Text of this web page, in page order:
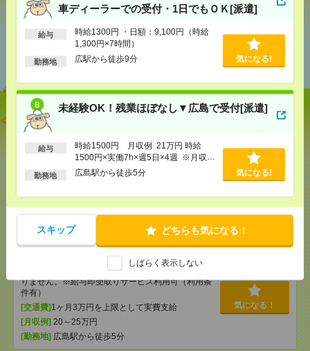
車ディーラーでの受付・1日でもＯＫ[派遣]
給与
時給1300円 ・日額：9,100円（時給
1,300円×7時間）
勤務地 広駅から徒歩9分 気になる!
未経験OK！残業ほぼなし▼広島で受付[派遣]
給与
時給1500円 月収例 21万円 時給
1500円×実働7h×週5日×4週 ※月収例
を保証するものではありません。※給
勤務地 広島駅から徒歩5分 気になる!
スキップ どちらも気になる！
しばらく表示しない
あなたの閲覧履歴からの
おすすめ
【単発】呉市広／8／8・9・22・23日＊自動車ディー
ラーでの受付・1日でもＯＫ[派遣]
時給1300円 ・日額：9,100円（時給1,300
[勤務地]広駅から徒歩9分
未経験OK！残業ほぼなし▼広島で受付[派遣]
時給1500円 月収例 21万円 時給1500円×
実働7h×週5日×4週 ※月収例を保証するものではあ
りません。※給与即受取りサービス利用可（利用条
件有）
[交通費] 1ヶ月3万円を上限として実費支給
[月収例] 20～25万円
[勤務地] 広島駅から徒歩5分
気になる！